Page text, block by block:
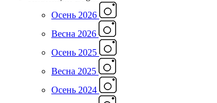
Осень 2026
Весна 2026
Осень 2025
Весна 2025
Осень 2024